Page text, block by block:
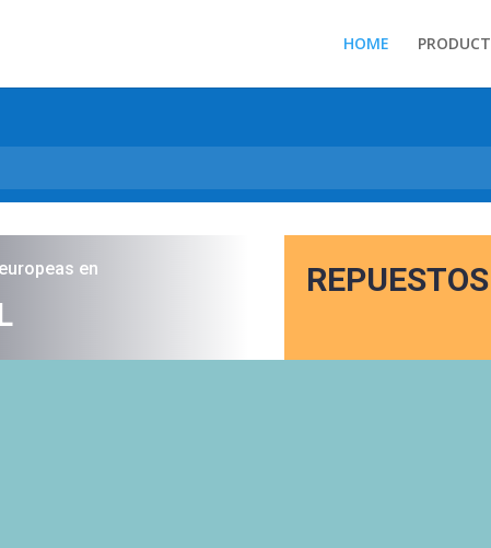
HOME
en REPUESTOS